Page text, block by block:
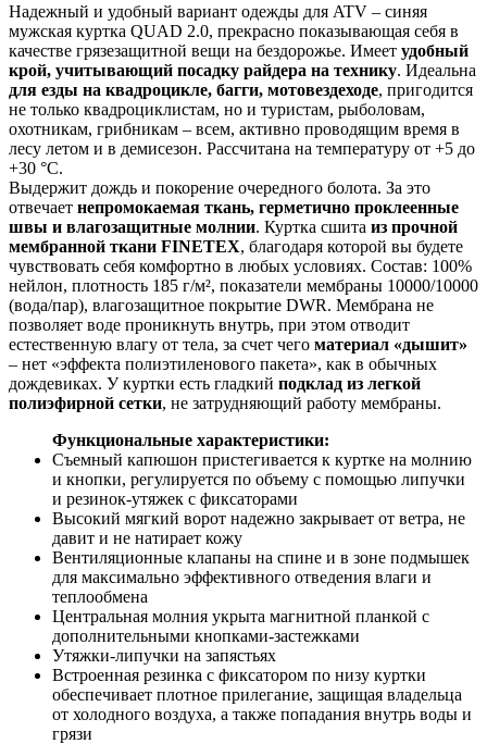
Надежный и удобный вариант одежды для ATV – синяя
мужская куртка QUAD 2.0, прекрасно показывающая себя в
качестве грязезащитной вещи на бездорожье. Имеет удобный
крой, учитывающий посадку райдера на технику. Идеальна
для езды на квадроцикле, багги, мотовездеходе, пригодится
не только квадроциклистам, но и туристам, рыболовам,
охотникам, грибникам – всем, активно проводящим время в
лесу летом и в демисезон. Рассчитана на температуру от +5 до
+30 °С.
Выдержит дождь и покорение очередного болота. За это
отвечает непромокаемая ткань, герметично проклеенные
швы и влагозащитные молнии. Куртка сшита из прочной
мембранной ткани FINETEX, благодаря которой вы будете
чувствовать себя комфортно в любых условиях. Состав: 100%
нейлон, плотность 185 г/м², показатели мембраны 10000/10000
(вода/пар), влагозащитное покрытие DWR. Мембрана не
позволяет воде проникнуть внутрь, при этом отводит
естественную влагу от тела, за счет чего материал «дышит»
– нет «эффекта полиэтиленового пакета», как в обычных
дождевиках. У куртки есть гладкий подклад из легкой
полиэфирной сетки, не затрудняющий работу мембраны.
Функциональные характеристики:
Съемный капюшон пристегивается к куртке на молнию
и кнопки, регулируется по объему с помощью липучки
и резинок-утяжек с фиксаторами
Высокий мягкий ворот надежно закрывает от ветра, не
давит и не натирает кожу
Вентиляционные клапаны на спине и в зоне подмышек
для максимально эффективного отведения влаги и
теплообмена
Центральная молния укрыта магнитной планкой с
дополнительными кнопками-застежками
Утяжки-липучки на запястьях
Встроенная резинка с фиксатором по низу куртки
обеспечивает плотное прилегание, защищая владельца
от холодного воздуха, а также попадания внутрь воды и
грязи